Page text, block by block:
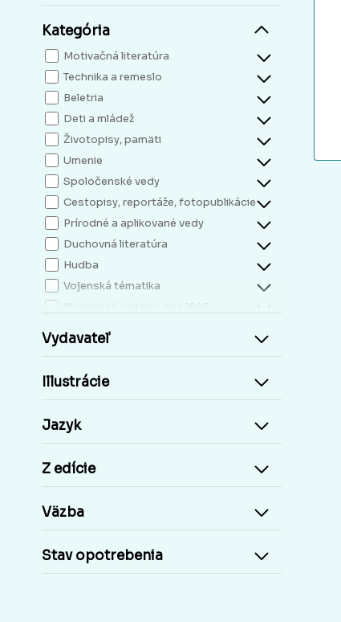
Kategória
Motivačná literatúra
Technika a remeslo
Beletria
Deti a mládež
Životopisy, pamäti
Umenie
Spoločenské vedy
Cestopisy, reportáže, fotopublikácie
Prírodné a aplikované vedy
Duchovná literatúra
Hudba
Vojenská tématika
Slovenské vydania do r.1948
Kresťanská literatúra
Príroda a človek
Cudzie jazyky, učebnice a slovníky
Učebnice základná škola
Staré tlače, Early prints
Časopisy a noviny
Vydavateľ
Illustrácie
Jazyk
Z edície
Väzba
Stav opotrebenia